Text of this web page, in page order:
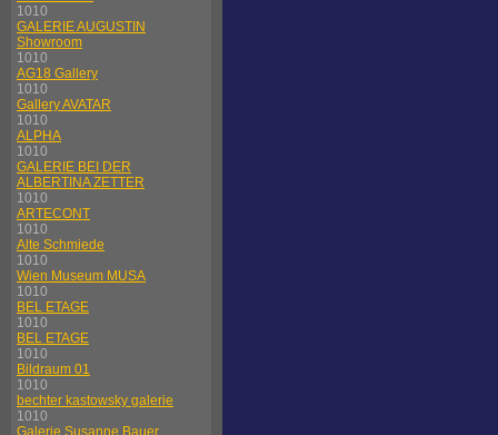
1010
GALERIE AUGUSTIN
Showroom
1010
AG18 Gallery
1010
Gallery AVATAR
1010
ALPHA
1010
GALERIE BEI DER
ALBERTINA ZETTER
1010
ARTECONT
1010
Alte Schmiede
1010
Wien Museum MUSA
1010
BEL ETAGE
1010
BEL ETAGE
1010
Bildraum 01
1010
bechter kastowsky galerie
1010
Galerie Susanne Bauer